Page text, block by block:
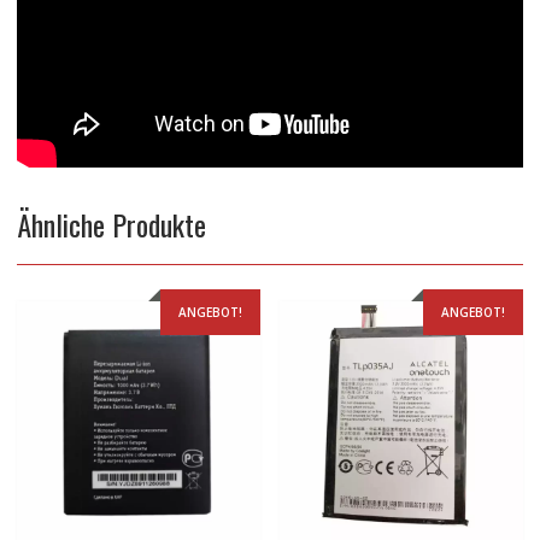
Ähnliche Produkte
ANGEBOT! ANGEBOT!